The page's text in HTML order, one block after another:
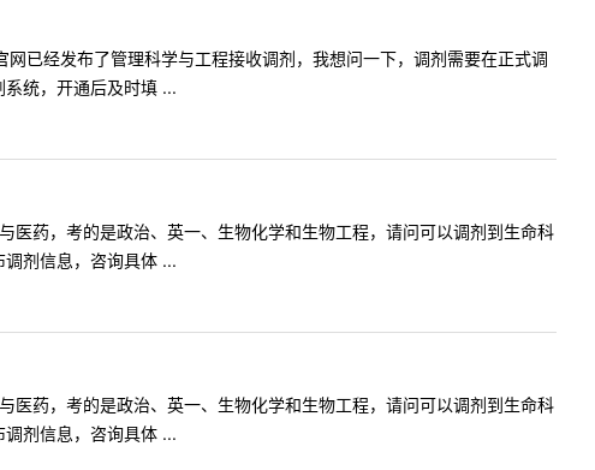
经发布了管理科学与工程接收调剂，我想问一下，调剂需要在正式调
统，开通后及时填 ...
药，考的是政治、英一、生物化学和生物工程，请问可以调剂到生命科
剂信息，咨询具体 ...
药，考的是政治、英一、生物化学和生物工程，请问可以调剂到生命科
剂信息，咨询具体 ...